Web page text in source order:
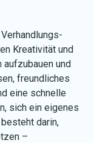
Kreativität und
aufzubauen und
freundliches
eine schnelle
sich ein eigenes
darin,
–